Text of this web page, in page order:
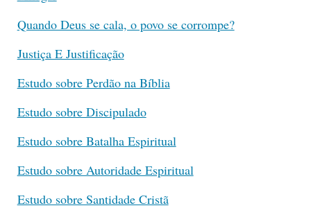
Quando Deus se cala, o povo se corrompe?
Justiça E Justificação
Estudo sobre Perdão na Bíblia
Estudo sobre Discipulado
Estudo sobre Batalha Espiritual
Estudo sobre Autoridade Espiritual
Estudo sobre Santidade Cristã